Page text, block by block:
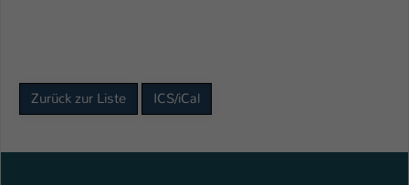
Zurück zur Liste ICS/iCal
Laufzeit 1 Tag
Zweck